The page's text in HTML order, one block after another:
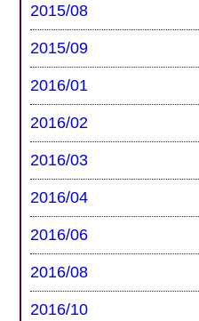
2015/08
2015/09
2016/01
2016/02
2016/03
2016/04
2016/06
2016/08
2016/10